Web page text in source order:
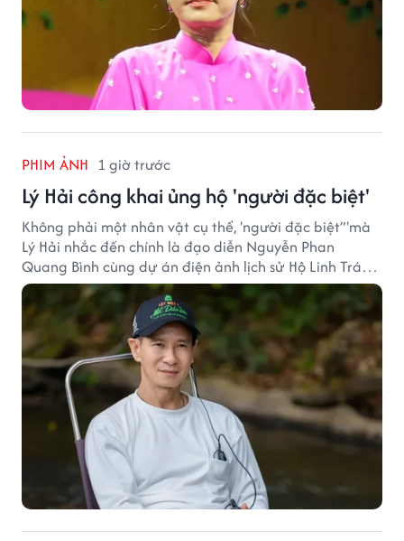
PHIM ẢNH 1 giờ trước
Lý Hải công khai ủng hộ 'người đặc biệt'
Không phải một nhân vật cụ thể, 'người đặc biệt”'mà
Lý Hải nhắc đến chính là đạo diễn Nguyễn Phan
Quang Bình cùng dự án điện ảnh lịch sử Hộ Linh Tráng
Sĩ: Bí Ẩn Mộ Vua Đinh.